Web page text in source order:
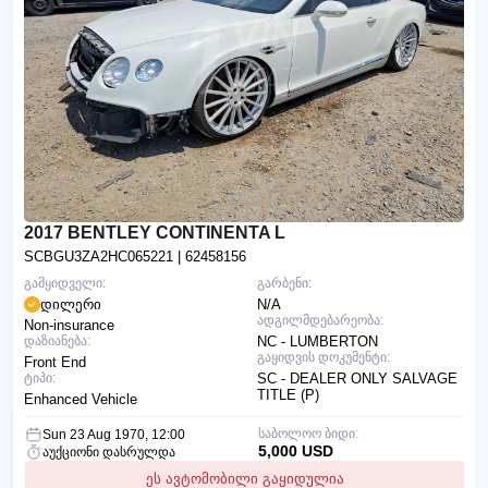
2017 BENTLEY CONTINENTA L
SCBGU3ZA2HC065221 | 62458156
გარბენი:
N/A
ადგილმდებარეობა:
NC - LUMBERTON
გაყიდვის დოკუმენტი:
SC - DEALER ONLY SALVAGE
TITLE (P)
გამყიდველი:
დილერი
Non-insurance
დაზიანება:
Front End
ტიპი:
Enhanced Vehicle
Sun 23 Aug 1970, 12:00
აუქციონი დასრულდა
ეს ავტომობილი გაყიდულია
საბოლოო ბიდი:
5,000 USD